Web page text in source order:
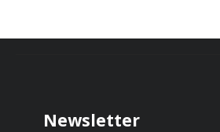
Newsletter